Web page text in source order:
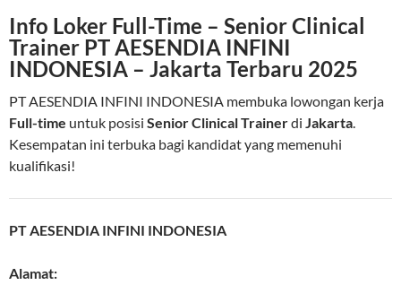
Info Loker Full-Time – Senior Clinical
Trainer PT AESENDIA INFINI
INDONESIA – Jakarta Terbaru 2025
PT AESENDIA INFINI INDONESIA membuka lowongan kerja
Full-time untuk posisi Senior Clinical Trainerdi Jakarta.
Kesempatan ini terbuka bagi kandidat yang memenuhi
kualifikasi!
PT AESENDIA INFINI INDONESIA
Alamat: